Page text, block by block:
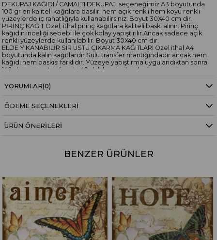
DEKUPAJ KAĞIDI / CAMALTI DEKUPAJ seçeneğimiz A3 boyutunda
100 gr en kaliteli kağıtlara basılır. hem açık renkli hem koyu renkli
yüzeylerde iç rahatlığıyla kullanabilirsiniz. Boyut 30X40 cm dir.
PİRİNÇ KAĞIT Özel, ithal pirinç kağıtlara kaliteli baskı alınır. Pirinç
kağıdın inceliği sebebi ile çok kolay yapıştırılır.Ancak sadece açık
renkli yüzeylerde kullanılabilir. Boyut 30X40 cm dir.
ELDE YIKANABİLİR SIR ÜSTÜ ÇIKARMA KAĞITLARI Özel ithal A4
boyutunda kalın kağıtlardır.Sulu transfer mantığındadır ancak hem
kağıdı hem baskısı farklıdır. Yüzeye yapıştırma uygulandıktan sonra
140 derece ev tipi fırında 40 dakika pişirilerek yüzeye
sabitlenir.Elde yıkamaya elverişli hale gelir. Boyut 30X20 cmdir.
“Bu desen, Ece Aymer’in 3 Boyutlu Cam Sanatı Workshop’larında
katmanlama, derinlik ve 3 boyutlu efekt çalışmaları için idealdir.”
YORUMLAR(0)
ÖDEME SEÇENEKLERI
ÜRÜN ÖNERILERI
BENZER ÜRÜNLER